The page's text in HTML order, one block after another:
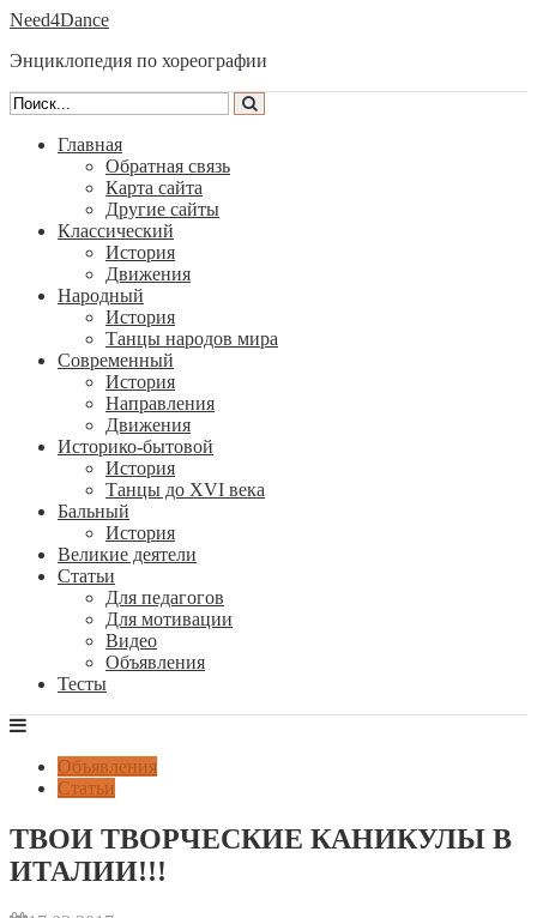
Need4Dance
Энциклопедия по хореографии
Главная
Обратная связь
Карта сайта
Другие сайты
Классический
История
Движения
Народный
История
Танцы народов мира
Современный
История
Направления
Движения
Историко-бытовой
История
Танцы до XVI века
Бальный
История
Великие деятели
Статьи
Для педагогов
Для мотивации
Видео
Объявления
Тесты
Объявления
Статьи
ТВОИ ТВОРЧЕСКИЕ КАНИКУЛЫ В
ИТАЛИИ!!!